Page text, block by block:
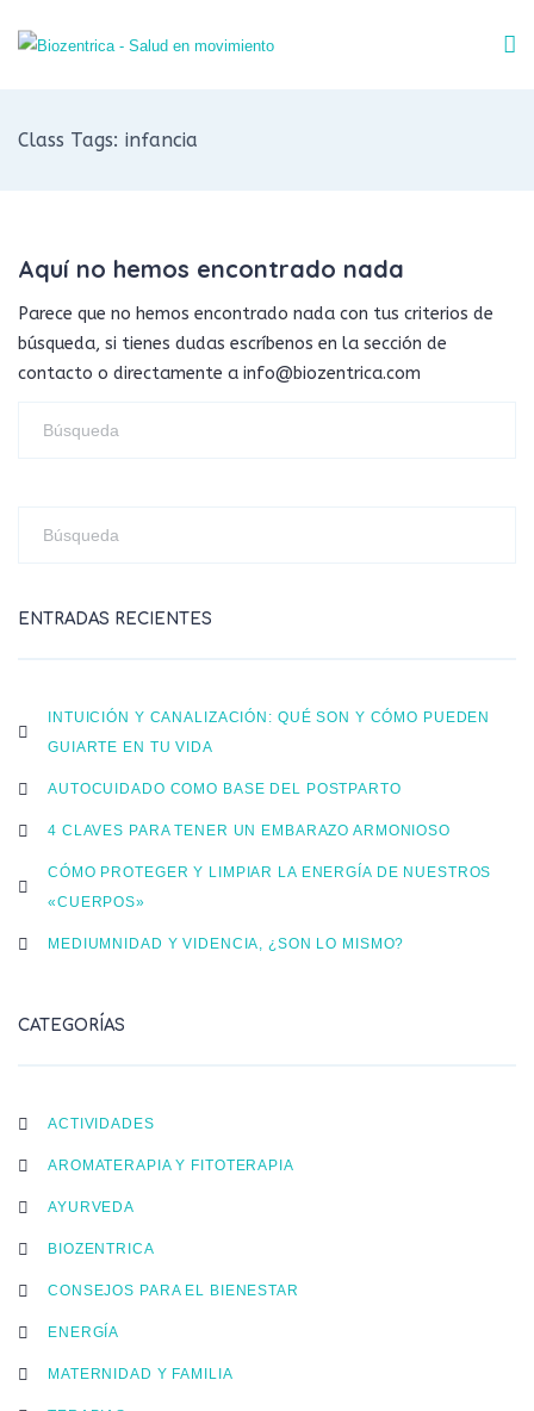
Class Tags: infancia
Aquí no hemos encontrado nada
Parece que no hemos encontrado nada con tus criterios de
búsqueda, si tienes dudas escríbenos en la sección de
contacto o directamente a info@biozentrica.com
ENTRADAS RECIENTES
INTUICIÓN Y CANALIZACIÓN: QUÉ SON Y CÓMO PUEDEN
GUIARTE EN TU VIDA
AUTOCUIDADO COMO BASE DEL POSTPARTO
4 CLAVES PARA TENER UN EMBARAZO ARMONIOSO
CÓMO PROTEGER Y LIMPIAR LA ENERGÍA DE NUESTROS
«CUERPOS»
MEDIUMNIDAD Y VIDENCIA, ¿SON LO MISMO?
CATEGORÍAS
ACTIVIDADES
AROMATERAPIA Y FITOTERAPIA
AYURVEDA
BIOZENTRICA
CONSEJOS PARA EL BIENESTAR
ENERGÍA
MATERNIDAD Y FAMILIA